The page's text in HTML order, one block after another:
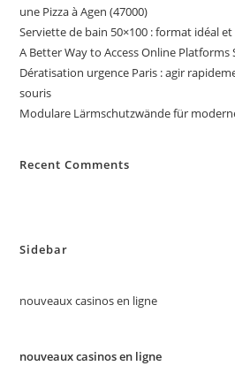
une Pizza à Agen (47000)
Serviette de bain 50×100 : format idéal
A Better Way to Access Online Platforms
Dératisation urgence Paris : agir
souris
Modulare Lärmschutzwände für
Recent Comments
Sidebar
nouveaux casinos en ligne
nouveaux casinos en ligne